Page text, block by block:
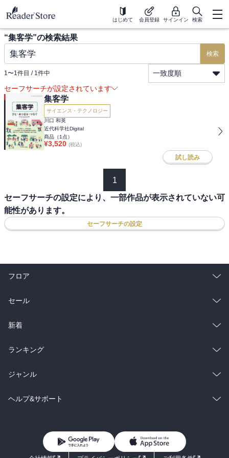
はじめて 会員登録 サインイン 検索
“集客学”の検索結果
検索
1〜1件目 / 1件中
一致度順
セーフサーチが設定されています
集客学
サイエンス・テクノロジー
川口 和英
近代科学社Digital
商品（1 点）
¥3,520 (税込)
試し読み
1
セーフサーチの設定により、一部作品が表示されていない可
能性があります。
セーフサーチの設定
フロア
総合
ラノベ
雑誌・グラビア
BL・TL
セール
総合
ラノベ
雑誌・グラビア
BL・TL
新着
総合
ラノベ
雑誌・グラビア
ランキング
総合
ラノベ
ジャンル
コミック
ライトノベル 男子向けラノベ
ヘルプ&サポート
よくあるご質問
お問い合わせ